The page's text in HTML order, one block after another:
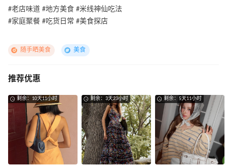
#老店味道 #地方美食 #米线神仙吃法
#家庭聚餐 #吃货日常 #美食探店
随手晒美食 美食
推荐优惠
剩余：10天11小时 剩余：3天23小时 剩余：5天11小时